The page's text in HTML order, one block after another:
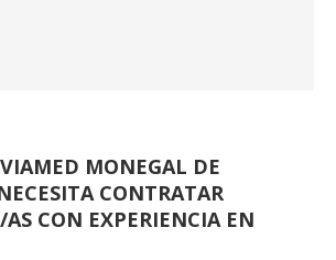
MONEGAL DE
CONTRATAR
AS CON EXPERIENCIA EN